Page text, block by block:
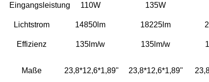
Eingangsleistung 110W 135W
Lichtstrom 14850lm 18225lm
Effizienz 135lm/w 135lm/w
Maße 23,8*12,6*1,89" 23,8*12,6*1,89"